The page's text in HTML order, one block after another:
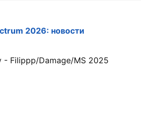
2026: новости
- Filippp/Damage/MS 2025